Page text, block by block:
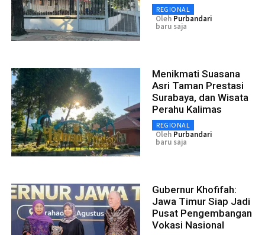
REGIONAL
Oleh Purbandari
baru saja
Menikmati Suasana
Asri Taman Prestasi
Surabaya, dan Wisata
Perahu Kalimas
REGIONAL
Oleh Purbandari
baru saja
Gubernur Khofifah:
Jawa Timur Siap Jadi
Pusat Pengembangan
Vokasi Nasional